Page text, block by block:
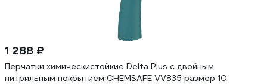
1 288 ₽
Перчатки химическистойкие Delta Plus с двойным
нитрильным покрытием CHEMSAFE VV835 размер 10